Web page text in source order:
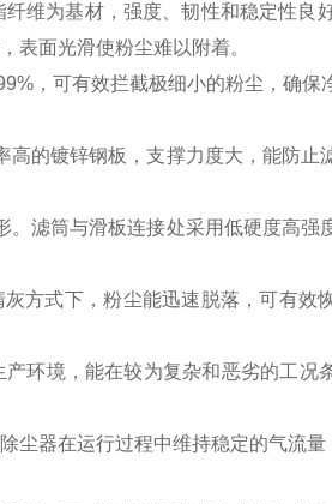
维为基材，强度、韧性和稳定性良
表面光滑使粉尘难以附着。
，可有效拦截极细小的粉尘，确保
高的镀锌钢板，支撑力度大，能防止
滤筒与滑板连接处采用低硬度高强
方式下，粉尘能迅速脱落，可有效
环境，能在较为复杂和恶劣的工况
器在运行过程中维持稳定的气流量